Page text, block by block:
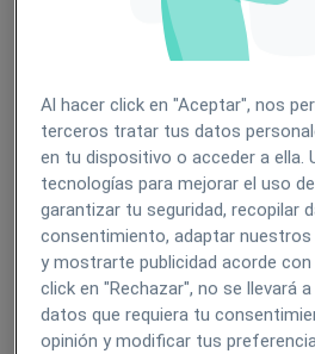
Paso 2: Activar permisos REMPe
Dentro de la ficha del
Al hacer click en "Aceptar", nos
terceros tratar tus datos
en tu dispositivo o acceder a ella.
tecnologías para mejorar el uso
garantizar tu seguridad, recopilar
consentimiento, adaptar
y mostrarte publicidad acorde
click en "Rechazar", no se llevará
datos que requiera tu
opinión y modificar tus